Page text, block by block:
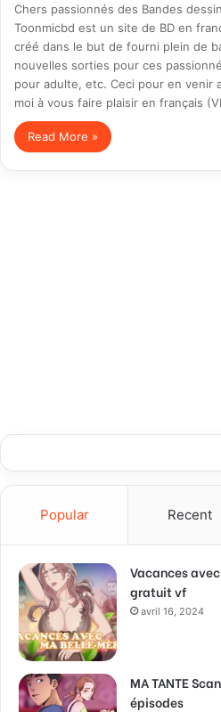
Chers passionnés des Bandes
Toonmicbd est un site de BD en
créé dans le but de fourni plein de
nouvelles sorties pour ces
pour adulte, etc. Ceci pour en venir
moi à vous faire plaisir en français
Read More »
Popular Recent
Vacances
gratuit vf
avril 16, 2024
MA TANTE
épisodes